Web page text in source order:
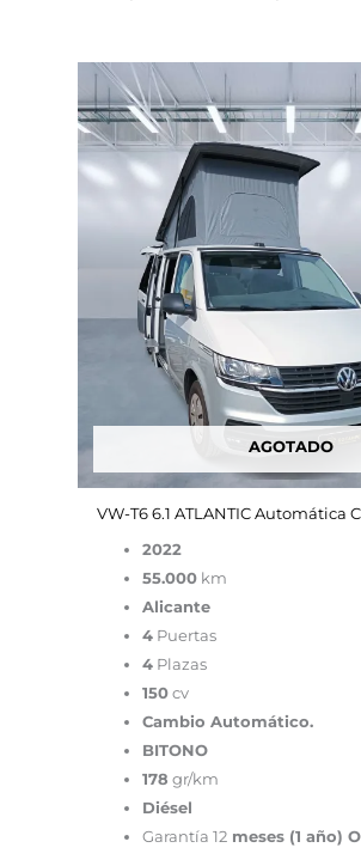
AGOTADO
VW-T6 6.1 ATLANTIC Automática
2022
55.000km
Alicante
4Puertas
4Plazas
150cv
Cambio Automático.
BITONO
178 gr/km
Diésel
Garantía 12meses (1 año)
precio
original
era: